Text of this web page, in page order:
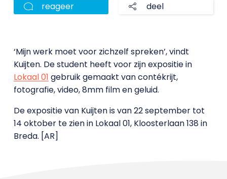
reageer deel
‘Mijn werk moet voor zichzelf spreken’, vindt
Kuijten. De student heeft voor zijn expositie in
Lokaal 01 gebruik gemaakt van contékrijt,
fotografie, video, 8mm film en geluid.
De expositie van Kuijten is van 22 september tot
14 oktober te zien in Lokaal 01, Kloosterlaan 138 in
Breda. [AR]